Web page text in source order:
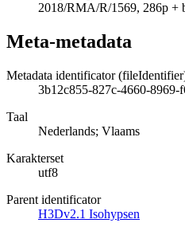
2018/RMA/R/1569, 286p +
Meta-metadata
Metadata identificator
3b12c855-827c-4660-8969-
Taal
Nederlands; Vlaams
Karakterset
utf8
Parent identificator
H3Dv2.1 Isohypsen